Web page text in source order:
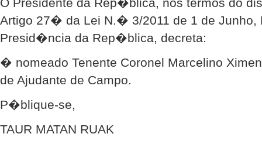
Artigo 27� da Lei N.� 3/2011 de 1 de
Presid�ncia da Rep�blica, decreta:
� nomeado Tenente Coronel Marcelino
de Ajudante de Campo.
P�blique-se,
TAUR MATAN RUAK